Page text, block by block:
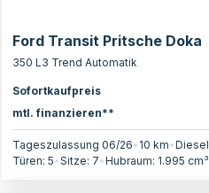
Ford Transit Pritsche Doka
350 L3 Trend Automatik
Sofortkaufpreis
mtl. finanzieren**
Tageszulassung 06/26• 10 km•Diesel
Türen: 5•Sitze: 7•Hubraum: 1.995 cm³